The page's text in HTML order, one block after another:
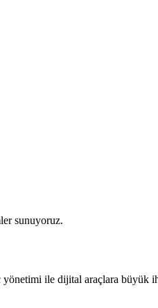
sunuyoruz.
yönetimi ile dijital araçlara